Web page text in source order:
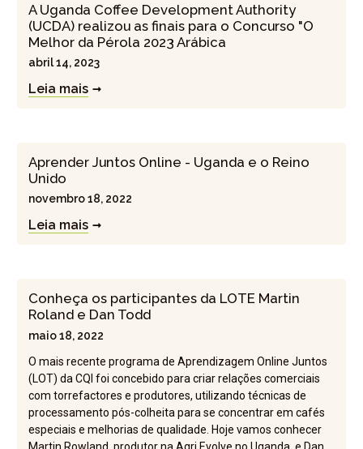
A Uganda Coffee Development Authority
(UCDA) realizou as finais para o Concurso "O
Melhor da Pérola 2023 Arábica
abril 14, 2023
Leia mais
Aprender Juntos Online - Uganda e o Reino
Unido
novembro 18, 2022
Leia mais
Conheça os participantes da LOTE Martin
Roland e Dan Todd
maio 18, 2022
O mais recente programa de Aprendizagem Online Juntos
(LOT) da CQI foi concebido para criar relações comerciais
com torrefactores e produtores, utilizando técnicas de
processamento pós-colheita para se concentrar em cafés
especiais e melhorias de qualidade. Hoje vamos conhecer
Martin Rowland, produtor na Agri Evolve no Uganda, e Dan